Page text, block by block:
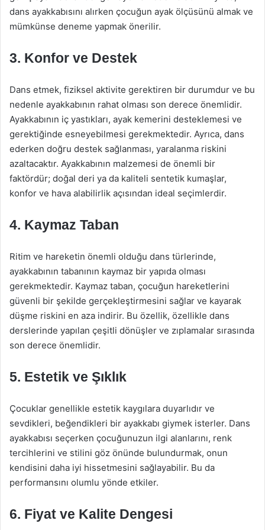
dans ayakkabısını alırken çocuğun ayak ölçüsünü almak ve
mümkünse deneme yapmak önerilir.
3. Konfor ve Destek
Dans etmek, fiziksel aktivite gerektiren bir durumdur ve bu
nedenle ayakkabının rahat olması son derece önemlidir.
Ayakkabının iç yastıkları, ayak kemerini desteklemesi ve
gerektiğinde esneyebilmesi gerekmektedir. Ayrıca, dans
ederken doğru destek sağlanması, yaralanma riskini
azaltacaktır. Ayakkabının malzemesi de önemli bir
faktördür; doğal deri ya da kaliteli sentetik kumaşlar,
konfor ve hava alabilirlik açısından ideal seçimlerdir.
4. Kaymaz Taban
Ritim ve hareketin önemli olduğu dans türlerinde,
ayakkabının tabanının kaymaz bir yapıda olması
gerekmektedir. Kaymaz taban, çocuğun hareketlerini
güvenli bir şekilde gerçekleştirmesini sağlar ve kayarak
düşme riskini en aza indirir. Bu özellik, özellikle dans
derslerinde yapılan çeşitli dönüşler ve zıplamalar sırasında
son derece önemlidir.
5. Estetik ve Şıklık
Çocuklar genellikle estetik kaygılara duyarlıdır ve
sevdikleri, beğendikleri bir ayakkabı giymek isterler. Dans
ayakkabısı seçerken çocuğunuzun ilgi alanlarını, renk
tercihlerini ve stilini göz önünde bulundurmak, onun
kendisini daha iyi hissetmesini sağlayabilir. Bu da
performansını olumlu yönde etkiler.
6. Fiyat ve Kalite Dengesi